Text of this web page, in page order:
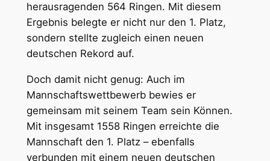
herausragenden 564 Ringen. Mit diesem
Ergebnis belegte er nicht nur den 1. Platz,
sondern stellte zugleich einen neuen
deutschen Rekord auf.
Doch damit nicht genug: Auch im
Mannschaftswettbewerb bewies er
gemeinsam mit seinem Team sein Können.
Mit insgesamt 1558 Ringen erreichte die
Mannschaft den 1. Platz – ebenfalls
verbunden mit einem neuen deutschen